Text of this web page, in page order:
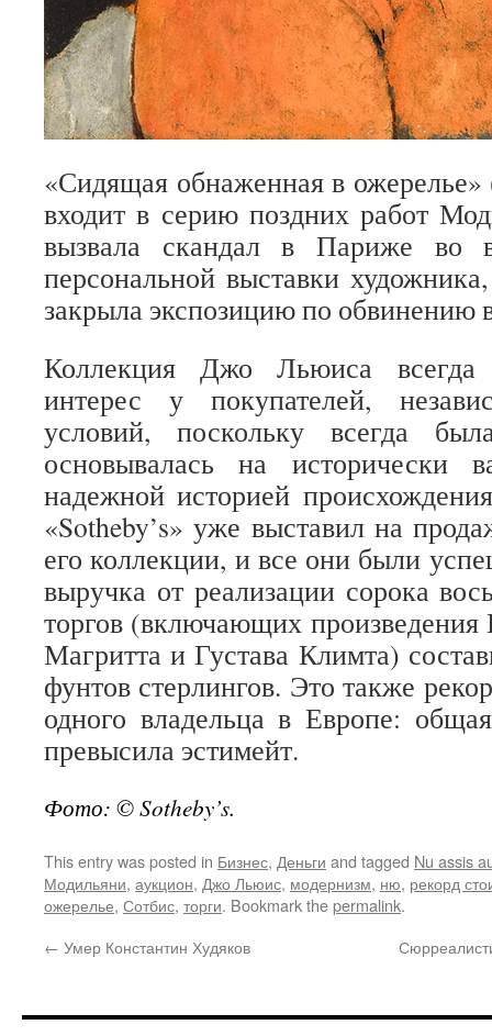
«Сидящая обнаженная в ожерелье»
входит в серию поздних работ
вызвала скандал в Париже во
персональной выставки
закрыла экспозицию по обвинению
Коллекция Джо Льюиса всегда
интерес у покупателей,
условий, поскольку всегда
основывалась на исторически
надежной историей
«Sotheby’s» уже выставил на
его коллекции, и все они были
выручка от реализации сорока
торгов (включающих
Магритта и Густава Климта)
фунтов стерлингов. Это также
одного владельца в Европе:
превысила эстимейт.
Фото: © Sotheby’s.
This entry was posted in Бизнес, Деньги and tagged Nu assis
Модильяни, аукцион, Джо Льюис, модернизм, ню, рекорд
ожерелье, Сотбис, торги. Bookmark thepermalink.
← Умер Константин Худяков